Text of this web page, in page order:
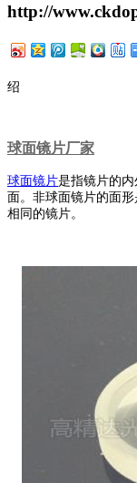
http://
绍
球面镜片厂家
球面镜片是指镜片的
面。非球面镜片的面
相同的镜片。